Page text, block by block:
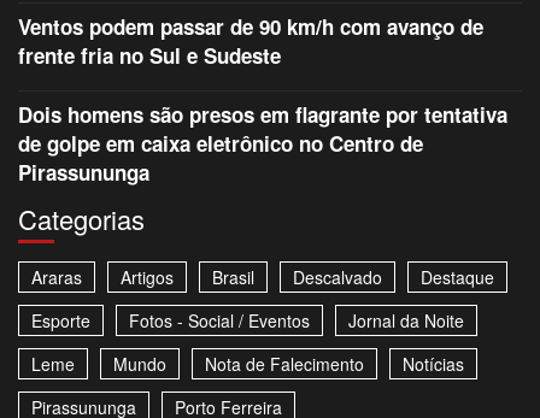
Ventos podem passar de 90 km/h com avanço de
frente fria no Sul e Sudeste
Dois homens são presos em flagrante por tentativa
de golpe em caixa eletrônico no Centro de
Pirassununga
Categorias
Araras Artigos Brasil Descalvado
Destaque
Esporte
Fotos - Social / Eventos
Jornal da Noite
Leme
Mundo Nota de Falecimento
Notícias
Pirassununga
Porto Ferreira